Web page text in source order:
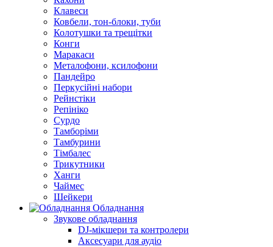
Клавеси
Ковбели, тон-блоки, туби
Колотушки та трещітки
Конги
Маракаси
Металофони, ксилофони
Пандейро
Перкусійні набори
Рейнстіки
Репініко
Сурдо
Тамборіми
Тамбурини
Тімбалес
Трикутники
Ханги
Чаймес
Шейкери
Обладнання
Звукове обладнання
DJ-мікшери та контролери
Аксесуари для аудіо